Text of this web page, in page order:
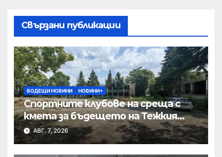
Свързани публикации
ВОДЕЩИ НОВИНИ НОВИНИ+
Спортните клубове на среща с
кмета за бъдещето на Тежкия
полк
АВГ. 7, 2026